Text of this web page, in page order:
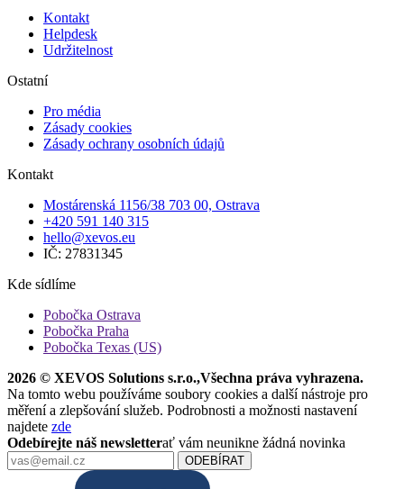
Kontakt
Helpdesk
Udržitelnost
Ostatní
Pro média
Zásady cookies
Zásady ochrany osobních údajů
Kontakt
Mostárenská 1156/38 703 00, Ostrava
+420 591 140 315
hello@xevos.eu
IČ: 27831345
Kde sídlíme
Pobočka Ostrava
Pobočka Praha
Pobočka Texas (US)
2026 © XEVOS Solutions s.r.o.,Všechna práva vyhrazena.
Na tomto webu používáme soubory cookies a další nástroje pro
měření a zlepšování služeb. Podrobnosti a možnosti nastavení
najdete zde
Odebírejte náš newsletterať vám neunikne žádná novinka